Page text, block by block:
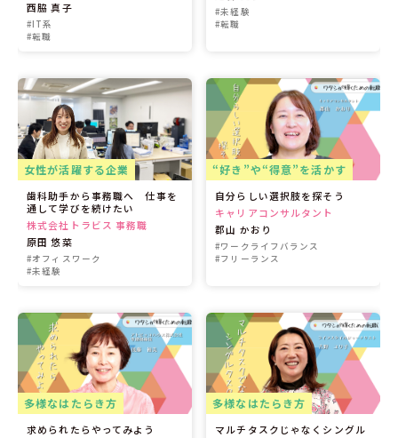
西脇 真子
#IT系
#転職
#未経験
#転職
女性が活躍する企業
歯科助手から事務職へ 仕事を
通して学びを続けたい
株式会社トラビス 事務職
原田 悠菜
#オフィスワーク
#未経験
“好き”や“得意”を活かす
自分らしい選択肢を探そう
キャリアコンサルタント
郡山 かおり
#ワークライフバランス
#フリーランス
多様なはたらき方
求められたらやってみよう
多様なはたらき方
マルチタスクじゃなくシングル